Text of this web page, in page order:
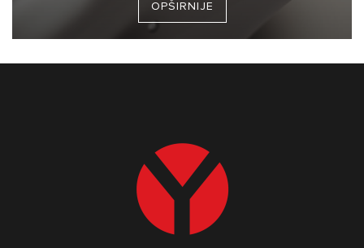
OPŠIRNIJE